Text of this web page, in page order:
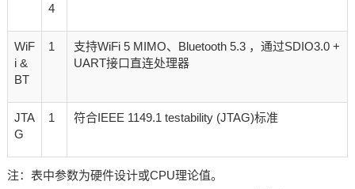
4
WiF
i &
BT
1
支持WiFi 5 MIMO、Bluetooth 5.3 ，通过SDIO3.0 +
UART接口直连处理器
JTA
G
1 符合IEEE 1149.1 testability (JTAG)标准
注：表中参数为硬件设计或CPU理论值。